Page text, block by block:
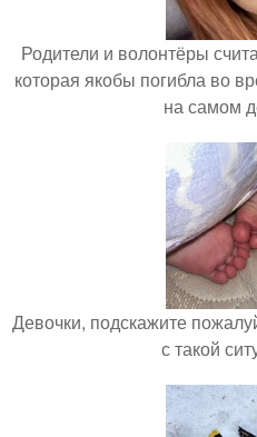
Родители и волонтёры
которая якобы погибла во
на самом
Девочки, подскажите
с такой